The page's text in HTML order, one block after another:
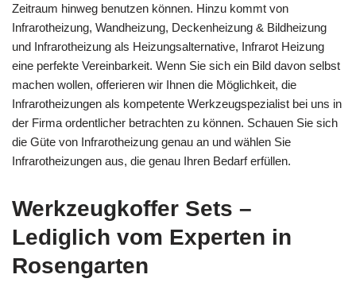
Zeitraum hinweg benutzen können. Hinzu kommt von
Infrarotheizung, Wandheizung, Deckenheizung & Bildheizung
und Infrarotheizung als Heizungsalternative, Infrarot Heizung
eine perfekte Vereinbarkeit. Wenn Sie sich ein Bild davon selbst
machen wollen, offerieren wir Ihnen die Möglichkeit, die
Infrarotheizungen als kompetente Werkzeugspezialist bei uns in
der Firma ordentlicher betrachten zu können. Schauen Sie sich
die Güte von Infrarotheizung genau an und wählen Sie
Infrarotheizungen aus, die genau Ihren Bedarf erfüllen.
Werkzeugkoffer Sets –
Lediglich vom Experten in
Rosengarten